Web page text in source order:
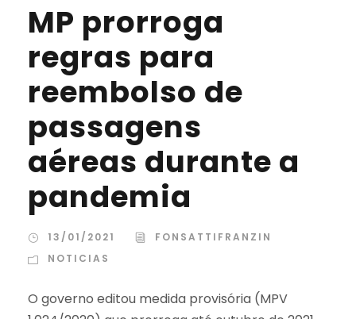
MP prorroga
regras para
reembolso de
passagens
aéreas durante a
pandemia
13/01/2021
FONSATTIFRANZIN
NOTICIAS
O governo editou medida provisória (MPV